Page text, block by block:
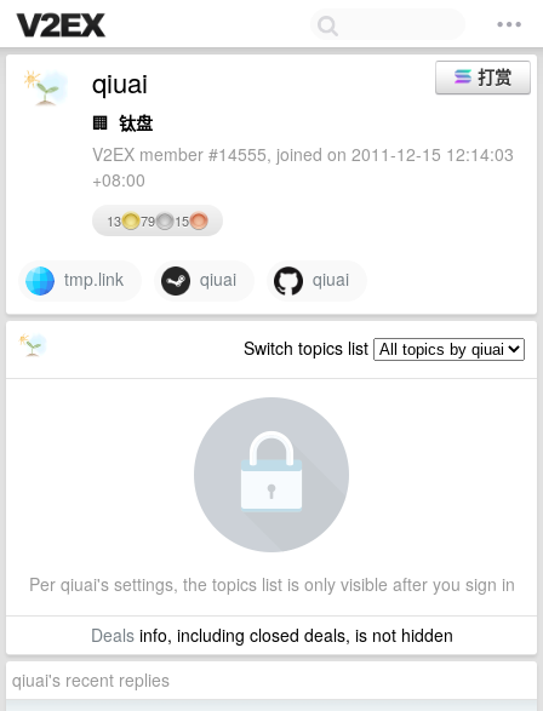
打赏
qiuai
🏢 钛盘
V2EX member #14555, joined on 2011-12-15 12:14:03
+08:00
13 79 15
tmp.link qiuai qiuai
Switch topics list
Per qiuai's settings, the topics list is only visible after you sign in
Dealsinfo, including closed deals, is not hidden
qiuai's recent replies